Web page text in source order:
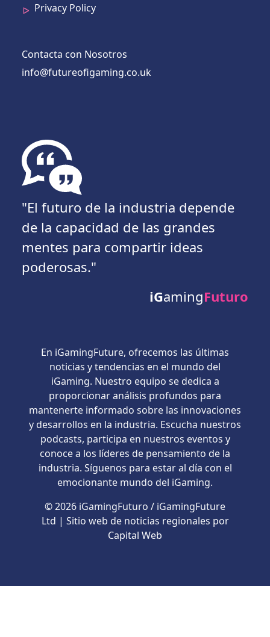
Privacy Policy
Contacta con Nosotros
info@futureofigaming.co.uk
"El futuro de la industria depende
de la capacidad de las grandes
mentes para compartir ideas
poderosas."
iGamingFuturo
En iGamingFuture, ofrecemos las últimas
noticias y tendencias en el mundo del
iGaming. Nuestro equipo se dedica a
proporcionar análisis profundos para
mantenerte informado sobre las innovaciones
y desarrollos en la industria. Escucha nuestros
podcasts, participa en nuestros eventos y
conoce a los líderes de pensamiento de la
industria. Síguenos para estar al día con el
emocionante mundo del iGaming.
© 2026 iGamingFuturo / iGamingFuture
Ltd | Sitio web de noticias regionales por
Capital Web